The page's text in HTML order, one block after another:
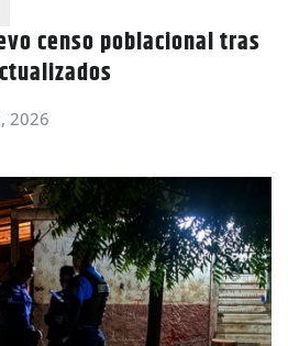
censo poblacional tras
2026